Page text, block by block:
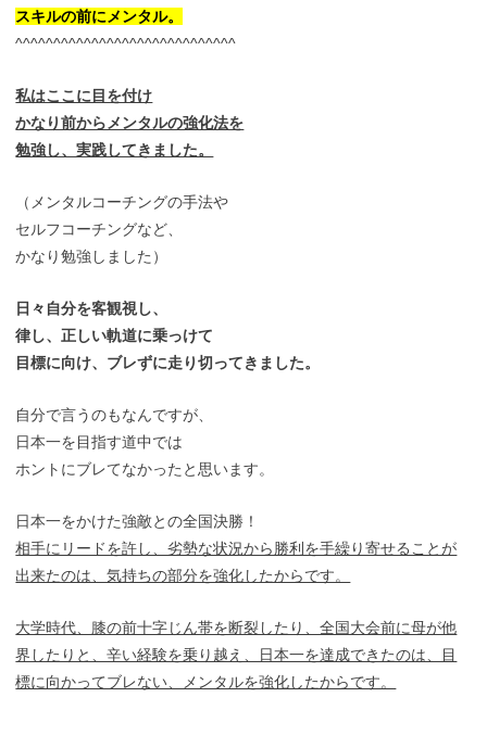
スキルの前にメンタル。
^^^^^^^^^^^^^^^^^^^^^^^^^^^^^
私はここに目を付け
かなり前からメンタルの強化法を
勉強し、実践してきました。
（メンタルコーチングの手法や
セルフコーチングなど、
かなり勉強しました）
日々自分を客観視し、
律し、正しい軌道に乗っけて
目標に向け、ブレずに走り切ってきました。
自分で言うのもなんですが、
日本一を目指す道中では
ホントにブレてなかったと思います。
日本一をかけた強敵との全国決勝！
相手にリードを許し、劣勢な状況から勝利を手繰り寄せることが
出来たのは、気持ちの部分を強化したからです。
大学時代、膝の前十字じん帯を断裂したり、全国大会前に母が他
界したりと、辛い経験を乗り越え、日本一を達成できたのは、目
標に向かってブレない、メンタルを強化したからです。